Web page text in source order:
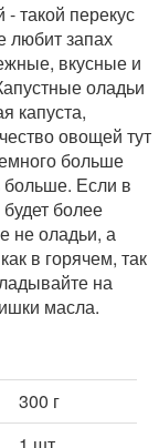
такой перекус
любит запах
вкусные и
оладьи
капуста,
овощей тут
больше
Если в
более
не оладьи, а
в горячем, так
на
масла.
300 г